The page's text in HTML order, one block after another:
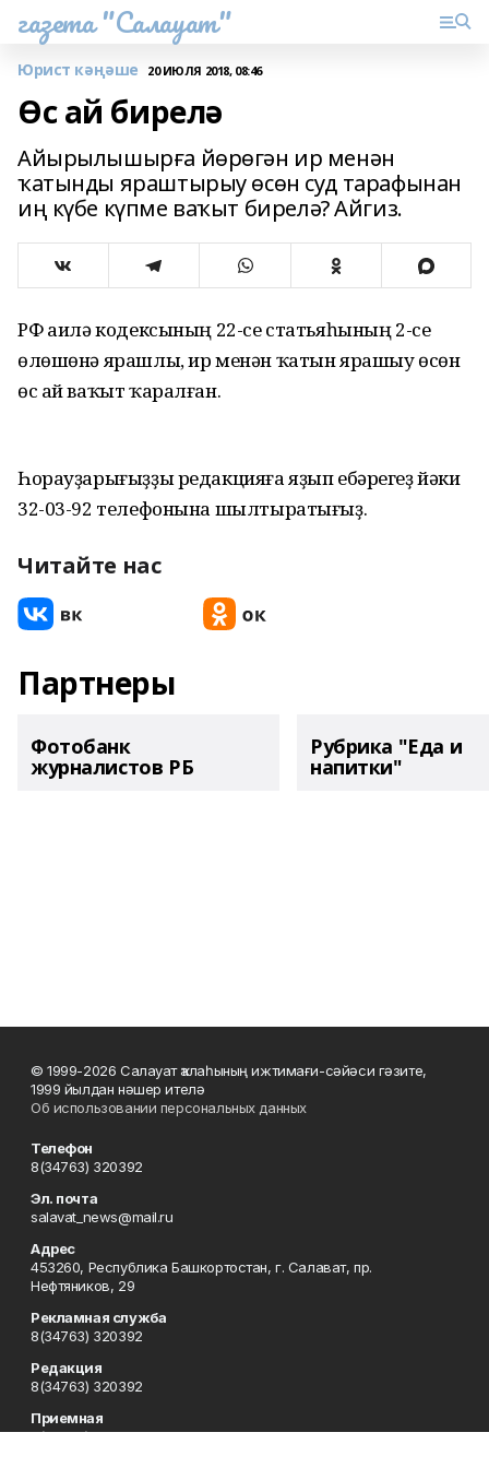
газета "Салауат"
Юрист кәңәше 20 ИЮЛЯ 2018, 08:46
Өс ай бирелә
Айырылышырға йөрөгән ир менән
ҡатынды яраштырыу өсөн суд тарафынан
иң күбе күпме ваҡыт бирелә? Айгиз.
РФ Ғаилә кодексының 22-се статьяһының 2-се
өлөшөнә ярашлы, ир менән ҡатын ярашыу өсөн
өс ай ваҡыт ҡаралған.
Һорауҙарығыҙҙы редакцияға яҙып ебәрегеҙ йәки
32-03-92 телефонына шылтыратығыҙ.
Читайте нас
Партнеры
Фотобанк
журналистов РБ
Рубрика "Еда и
напитки"
© 1999-2026 Салауат ҡалаһының ижтимағи-сәйәси гәзите,
1999 йылдан нәшер ителә
Об использовании персональных данных
Телефон
8(34763) 320392
Эл. почта
salavat_news@mail.ru
Адрес
453260, Республика Башкортостан, г. Салават, пр.
Нефтяников, 29
Рекламная служба
8(34763) 320392
Редакция
8(34763) 320392
Приемная
8(34763) 320392